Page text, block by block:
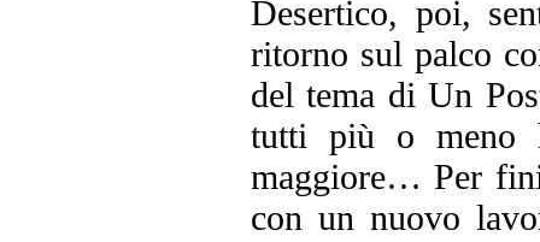
Desertico, poi,
ritorno sul palco
del tema di Un
tutti più o meno
maggiore… Per
con un nuovo